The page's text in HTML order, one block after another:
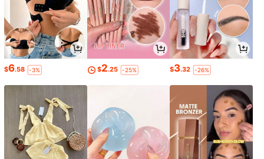
$6.58 -3% $2.25 -25% $3.32 -26%